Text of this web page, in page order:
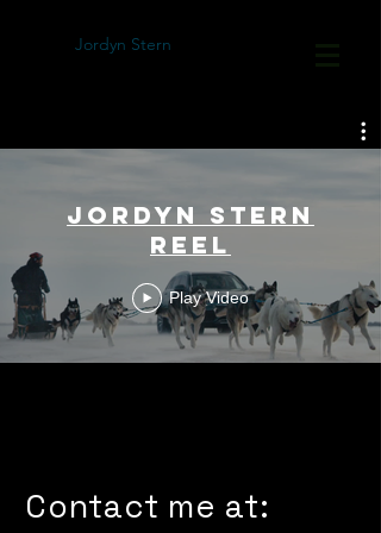
Jordyn Stern
Jordyn Stern
Reel
Play Video
Contact me at: